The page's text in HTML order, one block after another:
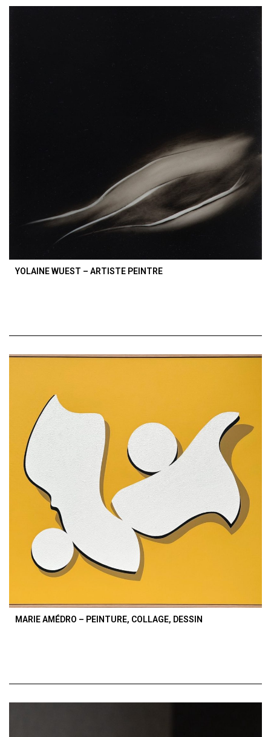
YOLAINE WUEST – ARTISTE PEINTRE
MARIE AMÉDRO – PEINTURE, COLLAGE, DESSIN